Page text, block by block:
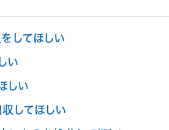
してほしい
い
しい
してほしい